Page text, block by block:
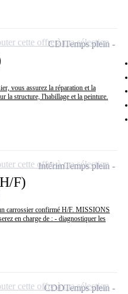
vous assurez la réparation et la
la structure, l'habillage et la peinture.
CDITemps plein
cette offre à ma sélection
F)
carrossier confirmé H/F. MISSIONS
en charge de : - diagnostiquer les
IntérimTemps plein
cette offre à ma sélection
CDDTemps plein
cette offre à ma sélection